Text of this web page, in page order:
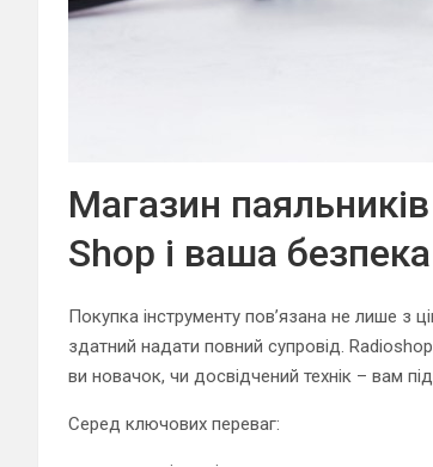
Магазин
Shop і ваша безпека
Покупка інструменту пов’язана не лише з
здатний надати повний супровід.
ви новачок, чи досвідчений технік – вам
Серед ключових переваг: